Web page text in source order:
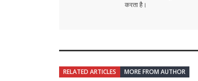
करता है।
RELATED ARTICLES MORE FROM AUTHOR